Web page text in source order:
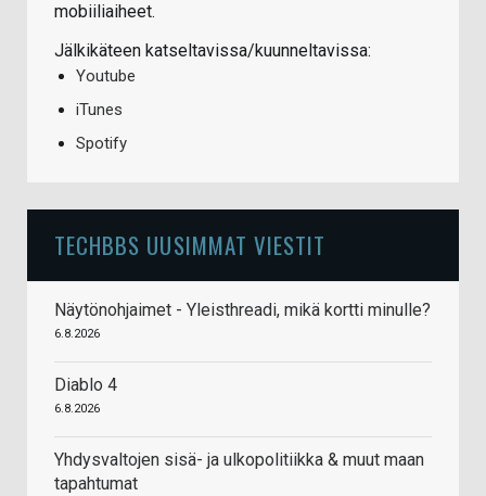
mobiiliaiheet.
Jälkikäteen katseltavissa/kuunneltavissa:
Youtube
iTunes
Spotify
TECHBBS UUSIMMAT VIESTIT
Näytönohjaimet - Yleisthreadi, mikä kortti minulle?
6.8.2026
Diablo 4
6.8.2026
Yhdysvaltojen sisä- ja ulkopolitiikka & muut maan
tapahtumat